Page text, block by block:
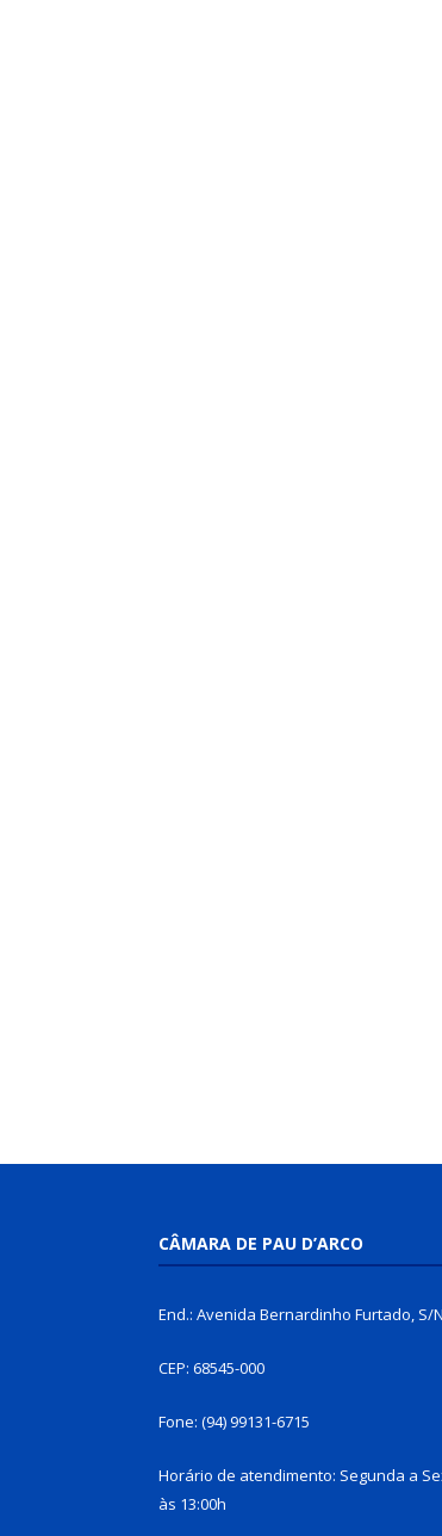
CÂMARA DE PAU D’ARCO
End.: Avenida Bernardinho Furtado, S/
CEP: 68545-000
Fone: (94) 99131-6715
Horário de atendimento: Segunda a
às 13:00h